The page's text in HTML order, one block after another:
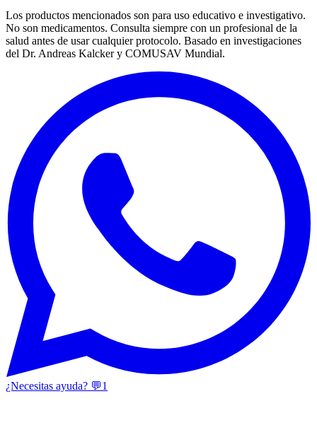
Los productos mencionados son para uso educativo e investigativo.
No son medicamentos. Consulta siempre con un profesional de la
salud antes de usar cualquier protocolo. Basado en investigaciones
del Dr. Andreas Kalcker y COMUSAV Mundial.
¿Necesitas ayuda? 💬1